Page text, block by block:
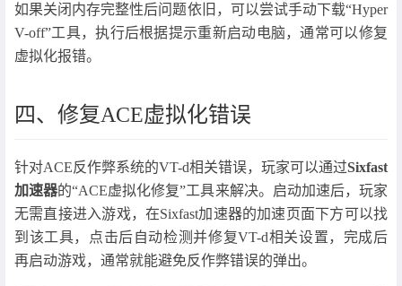
如果关闭内存完整性后问题依旧，可以尝试手动下载“Hyper
V-off”工具，执行后根据提示重新启动电脑，通常可以修复
虚拟化报错。
四、修复ACE虚拟化错误
针对ACE反作弊系统的VT-d相关错误，玩家可以通过Sixfast
加速器的“ACE虚拟化修复”工具来解决。启动加速后，玩家
无需直接进入游戏，在Sixfast加速器的加速页面下方可以找
到该工具，点击后自动检测并修复VT-d相关设置，完成后
再启动游戏，通常就能避免反作弊错误的弹出。